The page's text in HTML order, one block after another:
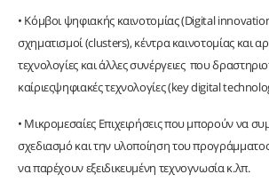
• Κόμβοι ψηφιακής καινοτομίας (Digital
σχηματισμοί (clusters), κέντρα καινοτομίας και
τεχνολογίες και άλλες συνέργειες που
καίριεςψηφιακές τεχνολογίες (key digital
• Μικρομεσαίες Επιχειρήσεις που μπορούν να
σχεδιασμό και την υλοποίηση του
να παρέχουν εξειδικευμένη τεχνογνωσία κ.λπ.